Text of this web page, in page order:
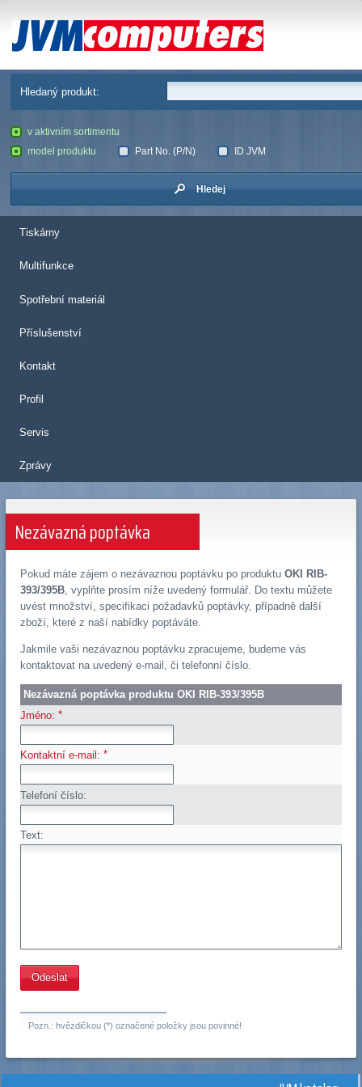
JVM Computers
Hledaný produkt:
v aktivním sortimentu
model produktu
Part No. (P/N) ID JVM
Hledej
Tiskárny
Multifunkce
Spotřební materiál
Příslušenství
Kontakt
Profil
Servis
Zprávy
Nezávazná poptávka
Pokud máte zájem o nezávaznou poptávku po produktu OKI RIB-
393/395B, vyplňte prosím níže uvedený formulář. Do textu můžete
uvést množství, specifikaci požadavků poptávky, případně další
zboží, které z naší nabídky poptáváte.
Jakmile vaši nezávaznou poptávku zpracujeme, budeme vás
kontaktovat na uvedený e-mail, či telefonní číslo.
Nezávazná poptávka produktu OKI RIB-393/395B
Jméno: *
Kontaktní e-mail: *
Telefoní číslo:
Text:
Pozn.: hvězdičkou (*) označené položky jsou povinné!